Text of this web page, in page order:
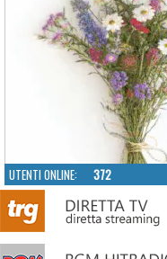
UTENTI ONLINE: 372